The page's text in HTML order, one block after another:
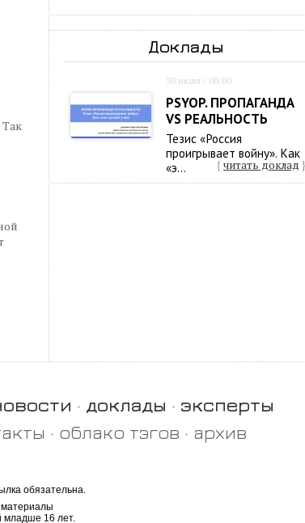
Доклады
30 июля / 00:00
PSYOP. ПРОПАГАНДА
VS РЕАЛЬНОСТЬ
Тезис «Россия
проигрывает войну». Как
«э...
{ читать доклад }
доклады
эксперты
облако тэгов архив
обязательна.
материалы
младше 16 лет.